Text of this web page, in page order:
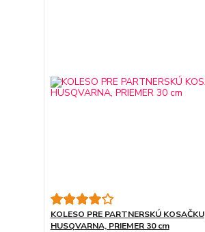
KOLESO PRE PARTNERSKÚ KOSAČKU
HUSQVARNA, PRIEMER 30 cm